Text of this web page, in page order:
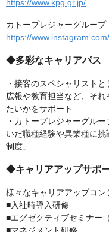
https://www.kpg.gr.jp/
カトープレジャーグルー
https://
◆多彩なキャリアパス
・接客のスペシャリスト
広報や教育担当など、そ
たいかをサポート
・カトープレジャーグル
いだ職種経験や異業種に
制度」
◆キャリアアップサポ
様々なキャリアアップコ
■入社時導入研修
■エグゼクティブセミナー